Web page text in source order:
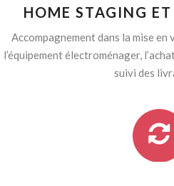
HOME STAGING
Accompagnement dans la mise
l’équipement électroménager,
suivi des